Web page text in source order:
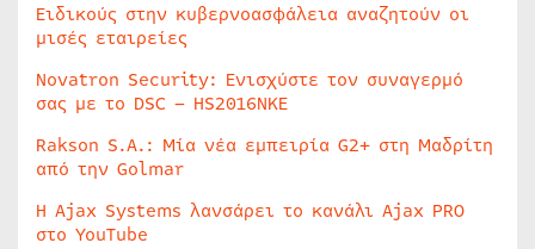
Ειδικούς στην κυβερνοασφάλεια αναζητούν οι
μισές εταιρείες
Novatron Security: Ενισχύστε τον συναγερμό
σας με το DSC – HS2016NKE
Rakson S.A.: Μία νέα εμπειρία G2+ στη Μαδρίτη
από την Golmar
Η Ajax Systems λανσάρει το κανάλι Ajax PRO
στο YouTube